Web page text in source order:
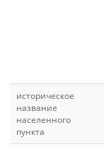
историческое
название
населенного
пункта